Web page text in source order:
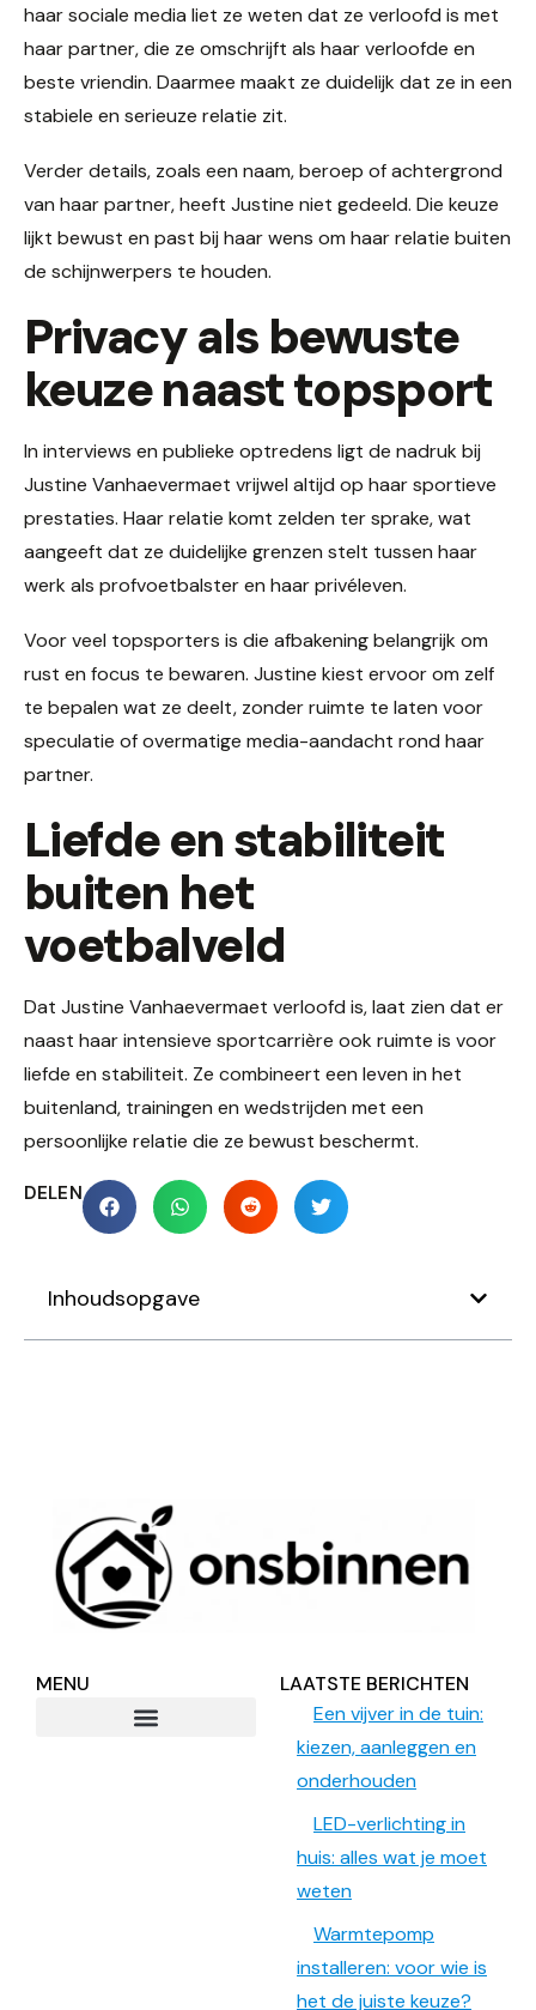
haar sociale media liet ze weten dat ze verloofd is met
haar partner, die ze omschrijft als haar verloofde en
beste vriendin. Daarmee maakt ze duidelijk dat ze in een
stabiele en serieuze relatie zit.
Verder details, zoals een naam, beroep of achtergrond
van haar partner, heeft Justine niet gedeeld. Die keuze
lijkt bewust en past bij haar wens om haar relatie buiten
de schijnwerpers te houden.
Privacy als bewuste
keuze naast topsport
In interviews en publieke optredens ligt de nadruk bij
Justine Vanhaevermaet vrijwel altijd op haar sportieve
prestaties. Haar relatie komt zelden ter sprake, wat
aangeeft dat ze duidelijke grenzen stelt tussen haar
werk als profvoetbalster en haar privéleven.
Voor veel topsporters is die afbakening belangrijk om
rust en focus te bewaren. Justine kiest ervoor om zelf
te bepalen wat ze deelt, zonder ruimte te laten voor
speculatie of overmatige media-aandacht rond haar
partner.
Liefde en stabiliteit
buiten het
voetbalveld
Dat Justine Vanhaevermaet verloofd is, laat zien dat er
naast haar intensieve sportcarrière ook ruimte is voor
liefde en stabiliteit. Ze combineert een leven in het
buitenland, trainingen en wedstrijden met een
persoonlijke relatie die ze bewust beschermt.
DELEN
Inhoudsopgave
MENU
LAATSTE BERICHTEN
Een vijver in de tuin:
kiezen, aanleggen en
onderhouden
LED-verlichting in
huis: alles wat je moet
weten
Warmtepomp
installeren: voor wie is
het de juiste keuze?